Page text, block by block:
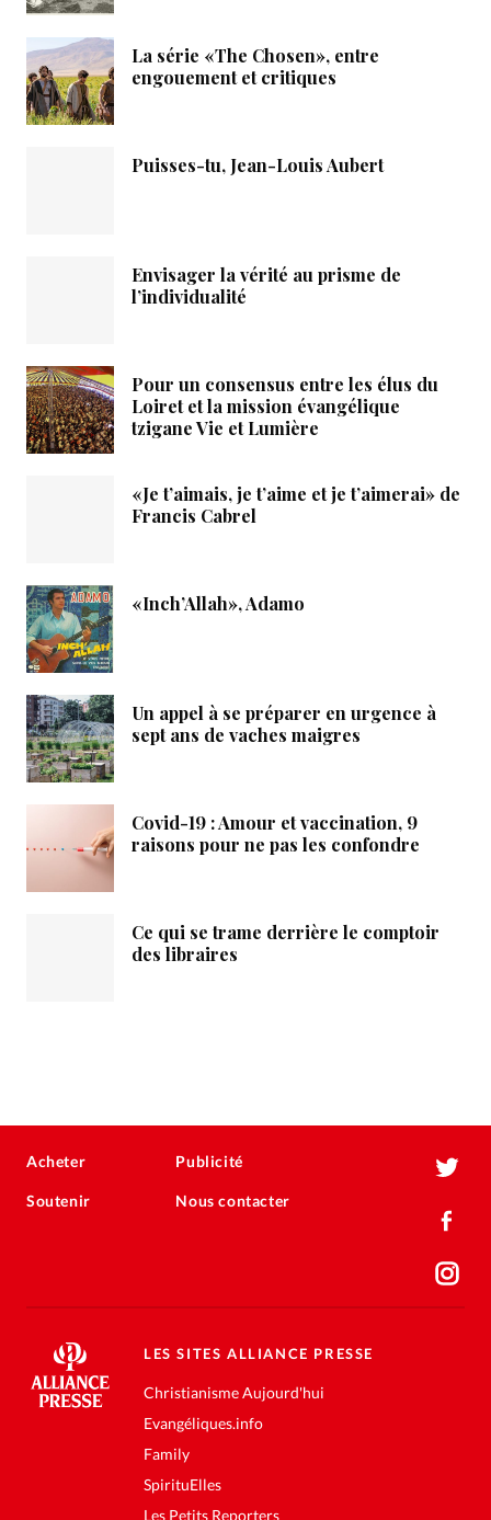
La série «The Chosen», entre
engouement et critiques
Puisses-tu, Jean-Louis Aubert
Envisager la vérité au prisme de
l’individualité
Pour un consensus entre les élus du
Loiret et la mission évangélique
tzigane Vie et Lumière
«Je t’aimais, je t’aime et je t’aimerai» de
Francis Cabrel
«Inch’Allah», Adamo
Un appel à se préparer en urgence à
sept ans de vaches maigres
Covid-19 : Amour et vaccination, 9
raisons pour ne pas les confondre
Ce qui se trame derrière le comptoir
des libraires
Acheter
Soutenir
Publicité
Nous contacter
LES SITES ALLIANCE PRESSE
Christianisme Aujourd'hui
Evangéliques.info
Family
SpirituElles
Les Petits Reporters